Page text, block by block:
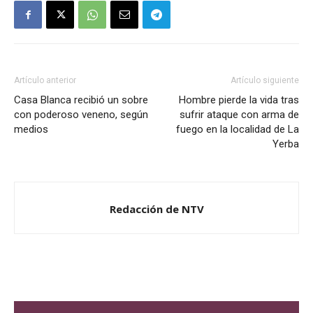
Artículo anterior
Casa Blanca recibió un sobre
con poderoso veneno, según
medios
Artículo siguiente
Hombre pierde la vida tras
sufrir ataque con arma de
fuego en la localidad de La
Yerba
Redacción de NTV